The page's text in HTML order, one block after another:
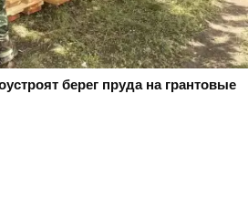
берег пруда на грантовые